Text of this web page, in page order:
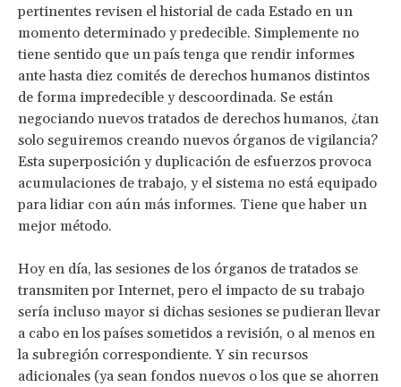
pertinentes revisen el historial de cada Estado en un
momento determinado y predecible. Simplemente no
tiene sentido que un país tenga que rendir informes
ante hasta diez comités de derechos humanos distintos
de forma impredecible y descoordinada. Se están
negociando nuevos tratados de derechos humanos, ¿tan
solo seguiremos creando nuevos órganos de vigilancia?
Esta superposición y duplicación de esfuerzos provoca
acumulaciones de trabajo, y el sistema no está equipado
para lidiar con aún más informes. Tiene que haber un
mejor método.
Hoy en día, las sesiones de los órganos de tratados se
transmiten por Internet, pero el impacto de su trabajo
sería incluso mayor si dichas sesiones se pudieran llevar
a cabo en los países sometidos a revisión, o al menos en
la subregión correspondiente. Y sin recursos
adicionales (ya sean fondos nuevos o los que se ahorren